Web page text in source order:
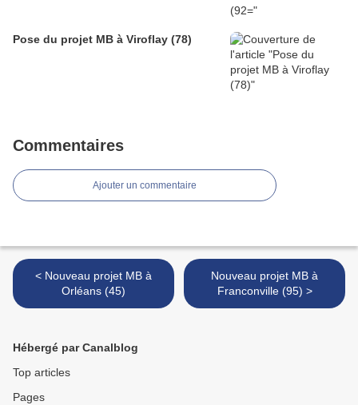
Pose du projet MB à Viroflay (78)
Commentaires
Ajouter un commentaire
< Nouveau projet MB à
Orléans (45)
Nouveau projet MB à
Franconville (95) >
Hébergé par Canalblog
Top articles
Pages